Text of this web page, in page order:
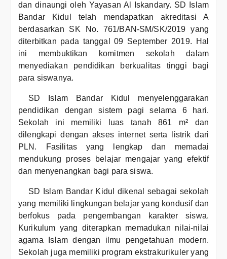
dan dinaungi oleh Yayasan Al Iskandary. SD Islam
Bandar Kidul telah mendapatkan akreditasi A
berdasarkan SK No. 761/BAN-SM/SK/2019 yang
diterbitkan pada tanggal 09 September 2019. Hal
ini membuktikan komitmen sekolah dalam
menyediakan pendidikan berkualitas tinggi bagi
para siswanya.
SD Islam Bandar Kidul menyelenggarakan
pendidikan dengan sistem pagi selama 6 hari.
Sekolah ini memiliki luas tanah 861 m² dan
dilengkapi dengan akses internet serta listrik dari
PLN. Fasilitas yang lengkap dan memadai
mendukung proses belajar mengajar yang efektif
dan menyenangkan bagi para siswa.
SD Islam Bandar Kidul dikenal sebagai sekolah
yang memiliki lingkungan belajar yang kondusif dan
berfokus pada pengembangan karakter siswa.
Kurikulum yang diterapkan memadukan nilai-nilai
agama Islam dengan ilmu pengetahuan modern.
Sekolah juga memiliki program ekstrakurikuler yang